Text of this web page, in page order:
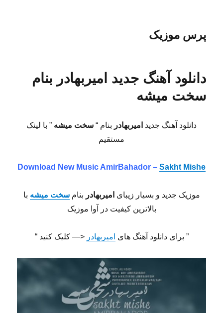
پرس موزیک
دانلود آهنگ جدید امیربهادر بنام
سخت میشه
دانلود آهنگ جدید امیربهادر بنام “ سخت میشه ” با لینک
مستقیم
Download New Music AmirBahador – Sakht Mishe
موزیک جدید و بسیار زیبای امیربهادر بنامسخت میشه با
بالاترین کیفیت در آوا موزیک
” برای دانلود آهنگ های امیربهادر <— کلیک کنید “